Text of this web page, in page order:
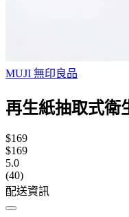
MUJI 無印良品
再生紙抽取式衛
$169
$169
5.0
(40)
配送資訊